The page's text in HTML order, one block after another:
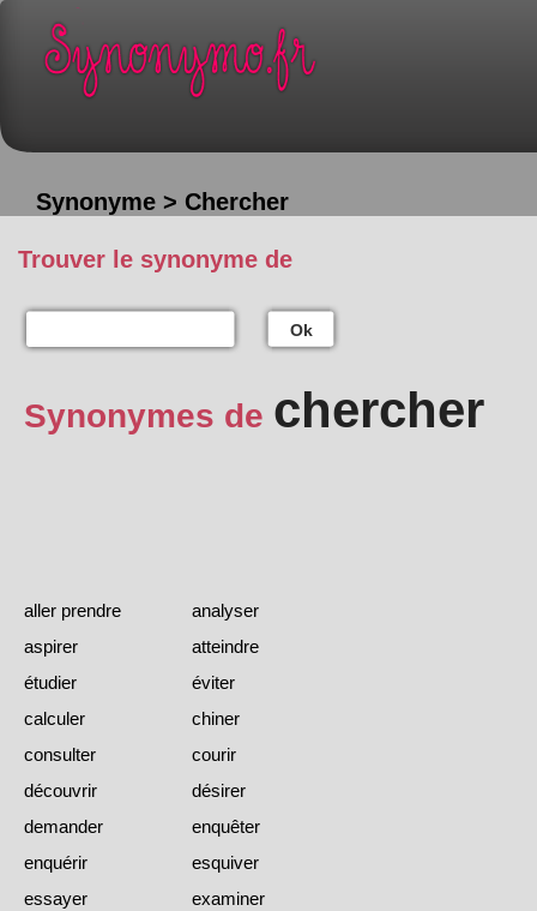
Synonyme > Chercher
Trouver le synonyme de
Ok
Synonymes de chercher
aller prendre
analyser
aspirer
atteindre
étudier
éviter
calculer
chiner
consulter
courir
découvrir
désirer
demander
enquêter
enquérir
esquiver
essayer
examiner